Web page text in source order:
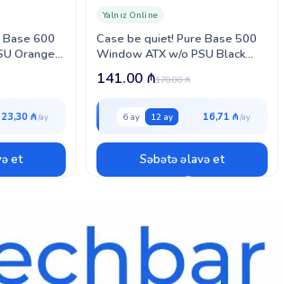
təmin edir və işləmə zamanı stabillik
Window ATX, məhsullarını seçən və
istifadəçilər üçün mükəmməl bir seçimdir.
600
Orange
23,30 ₼
et
Case be quiet! Pure Base 500
Window ATX w/o PSU Black
(BGW34)
Yalnız Online
170.00₼
141.00 ₼
6 ay 12 ay 16,71 ₼
Səbətə əlavə et